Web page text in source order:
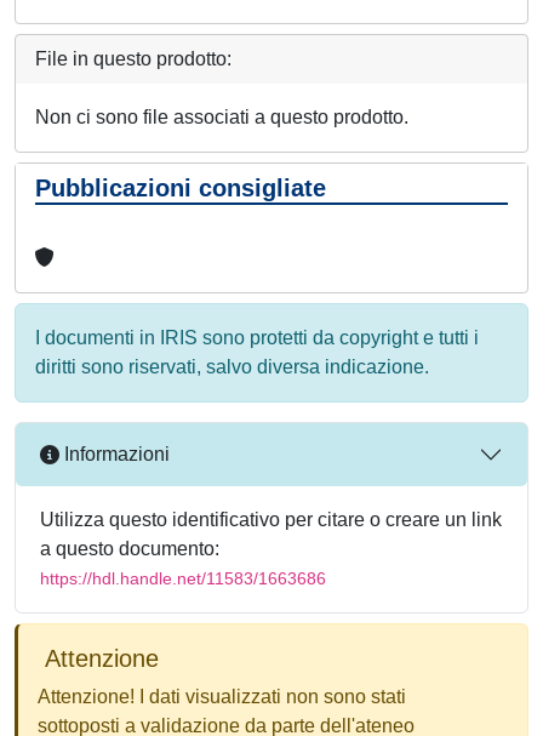
File in questo prodotto:
Non ci sono file associati a questo prodotto.
Pubblicazioni consigliate
I documenti in IRIS sono protetti da copyright e tutti i
diritti sono riservati, salvo diversa indicazione.
Informazioni
Utilizza questo identificativo per citare o creare un link
a questo documento:
https://hdl.handle.net/11583/1663686
Attenzione
Attenzione! I dati visualizzati non sono stati
sottoposti a validazione da parte dell'ateneo